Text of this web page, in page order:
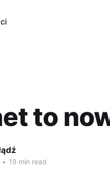
to
• 19 min read